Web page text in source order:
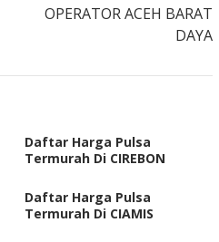
OPERATOR ACEH BARAT
DAYA
Daftar Harga Pulsa
Termurah Di CIREBON
Daftar Harga Pulsa
Termurah Di CIAMIS